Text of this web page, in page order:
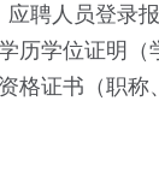
聘人员登录
历学位证明
格证书（职